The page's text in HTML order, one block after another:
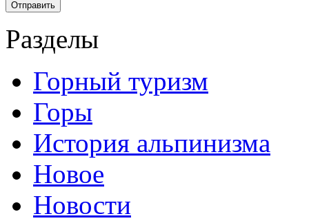
Разделы
Горный туризм
Горы
История альпинизма
Новое
Новости